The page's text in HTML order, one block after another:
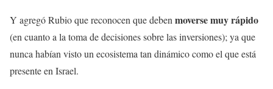
Y agregó Rubio que reconocen que deben moverse muy rápido
(en cuanto a la toma de decisiones sobre las inversiones); ya que
nunca habían visto un ecosistema tan dinámico como el que está
presente en Israel.